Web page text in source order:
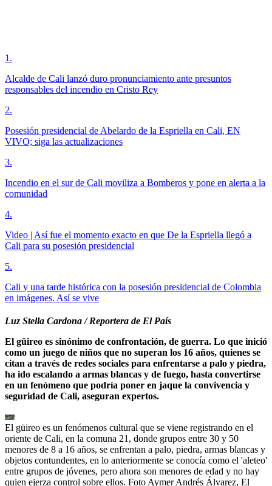
1 .
Alcalde de Cali lanzó duro pronunciamiento ante presuntos
responsables del incendio en Cristo Rey
2.
Posesión presidencial de Abelardo de la Espriella en Cali, EN
VIVO; siga las actualizaciones
3.
Incendio en el sur de Cali moviliza a Bomberos y pone en alerta a la
comunidad
4.
Video | Así fue el momento exacto en que De la Espriella llegó a
Cali para su posesión presidencial
5.
Cali y una tarde histórica con la posesión presidencial de Colombia
en imágenes. Así se vive
Luz Stella Cardona / Reportera de El País
El güireo es sinónimo de confrontación, de guerra. Lo que inició
como un juego de niños que no superan los 16 años, quienes se
citan a través de redes sociales para enfrentarse a palo y piedra,
ha ido escalando a armas blancas y de fuego, hasta convertirse
en un fenómeno que podría poner en jaque la convivencia y
seguridad de Cali, aseguran expertos.
El güireo es un fenómenos cultural que se viene registrando en el
oriente de Cali, en la comuna 21, donde grupos entre 30 y 50
menores de 8 a 16 años, se enfrentan a palo, piedra, armas blancas y
objetos contundentes, en lo anteriormente se conocía como el 'aleteo'
entre grupos de jóvenes, pero ahora son menores de edad y no hay
quien ejerza control sobre ellos. Foto Aymer Andrés Álvarez, El